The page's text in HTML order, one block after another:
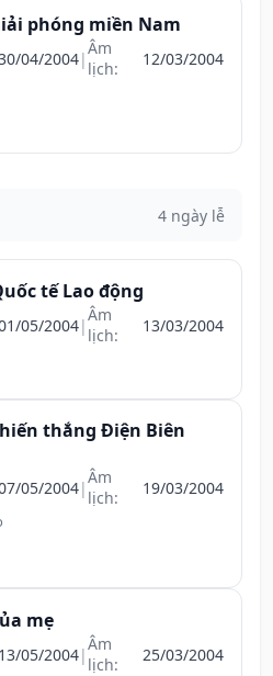
phóng miền Nam
04/2004|Âm
lịch:
12/03/2004
4 ngày lễ
tế Lao động
05/2004|Âm
lịch:
13/03/2004
thắng Điện Biên
05/2004|Âm
lịch:
19/03/2004
mẹ
13/05/2004|Âm
lịch:
25/03/2004